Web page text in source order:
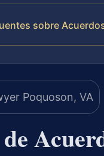
sobre